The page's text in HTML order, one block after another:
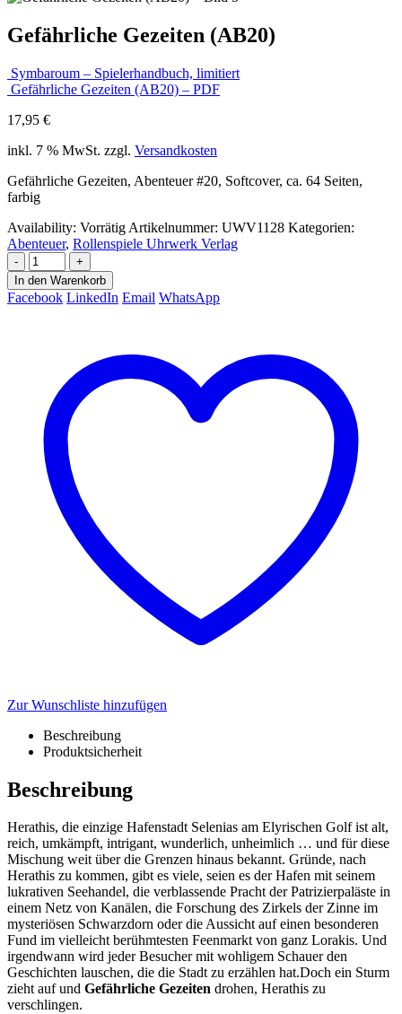
Gefährliche Gezeiten (AB20)
Symbaroum – Spielerhandbuch, limitiert
Gefährliche Gezeiten (AB20) – PDF
17,95 €
inkl. 7 % MwSt. zzgl. Versandkosten
Gefährliche Gezeiten, Abenteuer #20, Softcover, ca. 64 Seiten,
farbig
Availability: Vorrätig Artikelnummer: UWV1128 Kategorien:
Abenteuer, Rollenspiele Uhrwerk Verlag
-
+
In den Warenkorb
Facebook LinkedIn Email WhatsApp
Zur Wunschliste hinzufügen
Beschreibung
Produktsicherheit
Beschreibung
Herathis, die einzige Hafenstadt Selenias am Elyrischen Golf ist alt,
reich, umkämpft, intrigant, wunderlich, unheimlich … und für diese
Mischung weit über die Grenzen hinaus bekannt. Gründe, nach
Herathis zu kommen, gibt es viele, seien es der Hafen mit seinem
lukrativen Seehandel, die verblassende Pracht der Patrizierpaläste in
einem Netz von Kanälen, die Forschung des Zirkels der Zinne im
mysteriösen Schwarzdorn oder die Aussicht auf einen besonderen
Fund im vielleicht berühmtesten Feenmarkt von ganz Lorakis. Und
irgendwann wird jeder Besucher mit wohligem Schauer den
Geschichten lauschen, die die Stadt zu erzählen hat.Doch ein Sturm
zieht auf und Gefährliche Gezeiten drohen, Herathis zu
verschlingen.